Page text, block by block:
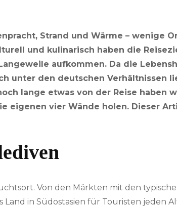
Strand und Wärme – wenige
und kulinarisch haben die
aufkommen. Da die
unter den deutschen Verhältnissen
lange etwas von der Reise haben
eigenen vier Wände holen. Dieser
Von den Märkten mit den
Land in Südostasien für Touristen jeden